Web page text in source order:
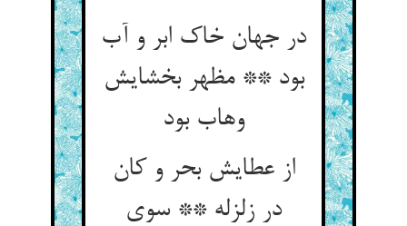
در جهان خاک ابر و آب
بود ** مظهر بخشایش
وهاب بود
از عطایش بحر و کان
در زلزله ** سوی